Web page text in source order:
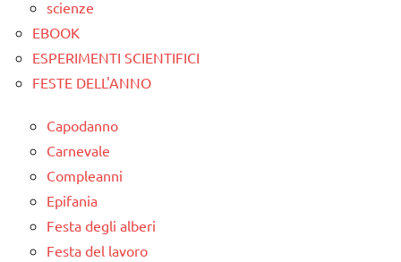
scienze
EBOOK
ESPERIMENTI SCIENTIFICI
FESTE DELL'ANNO
Capodanno
Carnevale
Compleanni
Epifania
Festa degli alberi
Festa del lavoro